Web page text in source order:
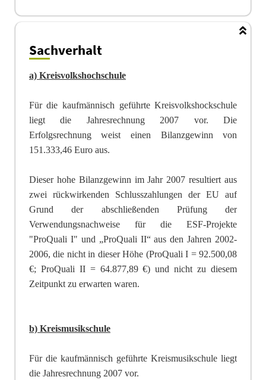
Sachverhalt
a) Kreisvolkshochschule
Für die kaufmännisch geführte Kreisvolkshockschule
liegt die Jahresrechnung 2007 vor. Die
Erfolgsrechnung weist einen Bilanzgewinn von
151.333,46 Euro aus.
Dieser hohe Bilanzgewinn im Jahr 2007 resultiert aus
zwei rückwirkenden Schlusszahlungen der EUauf
Grund der abschließenden Prüfung der
Verwendungsnachweise für die ESF-Projekte
"ProQuali I" und „ProQuali II“ aus den Jahren 2002-
2006, die nicht in dieser Höhe (ProQuali I = 92.500,08
€; ProQuali II = 64.877,89 €) und nicht zu diesem
Zeitpunkt zu erwarten waren.
b) Kreismusikschule
Für die kaufmännisch geführte Kreismusikschule liegt
die Jahresrechnung 2007 vor.